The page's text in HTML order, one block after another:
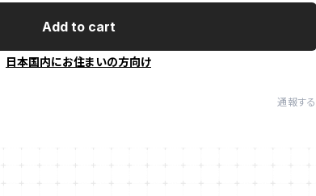
Add to cart
日本国内にお住まいの方向け
通報する